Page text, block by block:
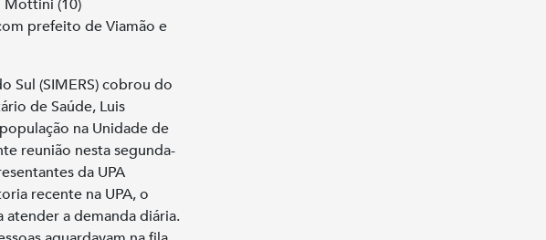
prefeito de Viamão e
Sul (SIMERS) cobrou do
de Saúde, Luis
na Unidade de
reunião nesta segunda-
da UPA
recente na UPA, o
atender a demanda diária.